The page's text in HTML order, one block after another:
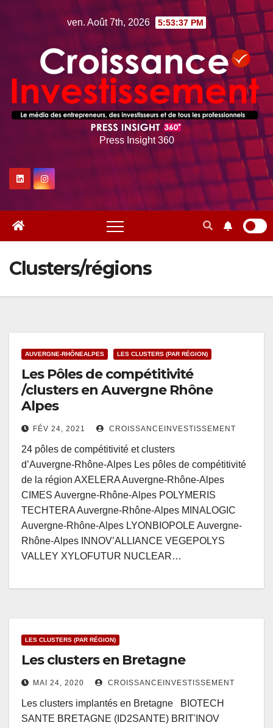
ven. Août 7th, 2026 5:53:38 PM
Press Insight 360
Clusters/régions
AUVERGNE-RHÔNEALPES LES CLUSTERS (PAR RÉGION)
Les Pôles de compétitivité
/clusters en Auvergne Rhône
Alpes
FÉV 24, 2021 CROISSANCEINVESTISSEMENT
24 pôles de compétitivité et clusters
d’Auvergne‑Rhône-Alpes Les pôles de compétitivité
de la région AXELERA Auvergne-Rhône-Alpes
CIMES Auvergne-Rhône-Alpes POLYMERIS
TECHTERA Auvergne-Rhône-Alpes MINALOGIC
Auvergne-Rhône-Alpes LYONBIOPOLE Auvergne-
Rhône-Alpes INNOV’ALLIANCE VEGEPOLYS
VALLEY XYLOFUTUR NUCLEAR…
LES CLUSTERS (PAR RÉGION)
Les clusters en Bretagne
MAI 24, 2020 CROISSANCEINVESTISSEMENT
Les clusters implantés en Bretagne BIOTECH
SANTE BRETAGNE (ID2SANTE) BRIT'INOV